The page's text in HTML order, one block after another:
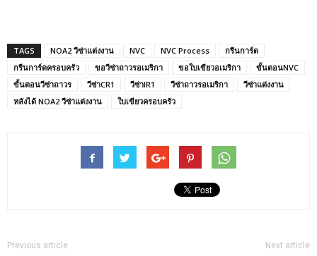
TAGS NOA2 วีซ่าแต่งงาน NVC NVC Process
กรีนการ์ด
กรีนการ์ดครอบครัว
ขอวีซ่าถาวรอเมริกา ขอใบเขียวอเมริกา
ขั้นตอนNVC
ขั้นตอนวีซ่าถาวร
วีซ่าCR1 วีซ่าIR1 วีซ่าถาวรอเมริกา
วีซ่าแต่งงาน
หลังได้ NOA2 วีซ่าแต่งงาน
ใบเขียวครอบครัว
Previous article Next article